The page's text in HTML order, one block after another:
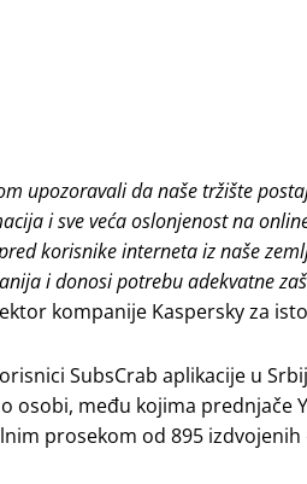
upozoravali da naše tržište
i sve veća oslonjenost na
korisnike interneta iz naše
i donosi potrebu adekvatne
kompanije Kaspersky za
SubsCrab aplikacije u
osobi, među kojima prednjače
prosekom od 895